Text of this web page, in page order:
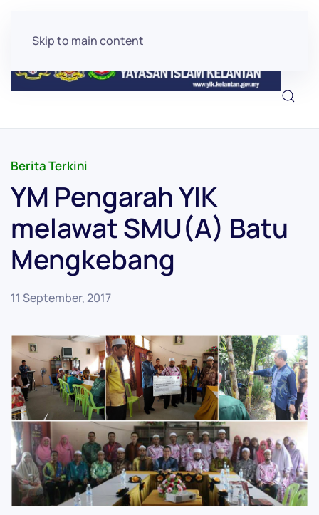
Skip to main content
Berita Terkini
YM Pengarah YIK
melawat SMU(A) Batu
Mengkebang
11 September, 2017